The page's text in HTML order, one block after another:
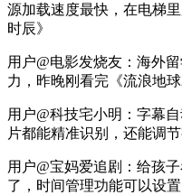
源加载速度最快，在电梯
时辰》
用户@电影发烧友：海外
力，昨晚刚看完《流浪地
用户@科技宅小明：字幕
片都能精准识别，还能调
用户@宝妈爱追剧：给孩
了，时间管理功能可以设